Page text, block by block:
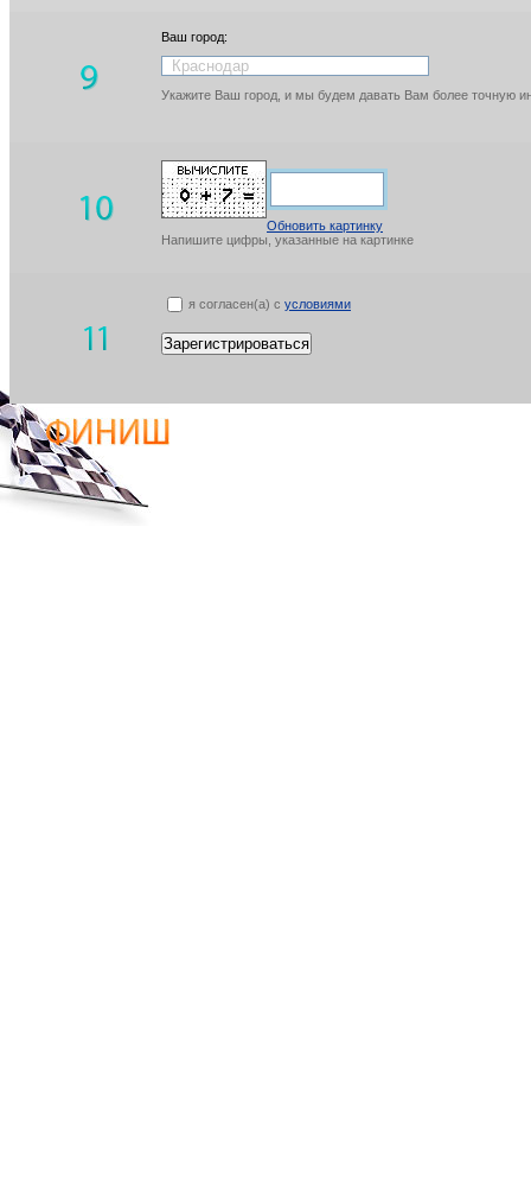
Ваш город:
Укажите Ваш город, и мы будем давать Вам более точную
Обновить картинку
Напишите цифры, указанные на картинке
я согласен(а) с условиями
Зарегистрироваться